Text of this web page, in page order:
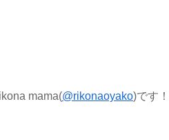
mama(@rikonaoyako)です！